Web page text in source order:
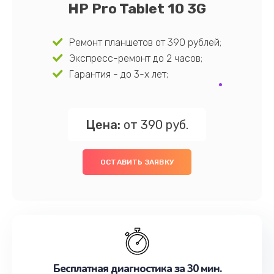
HP Pro Tablet 10 3G
Ремонт планшетов от 390 рублей;
Экспресс-ремонт до 2 часов;
Гарантия - до 3-х лет;
Цена: от 390 руб.
ОСТАВИТЬ ЗАЯВКУ
Бесплатная диагностика за 30 мин.